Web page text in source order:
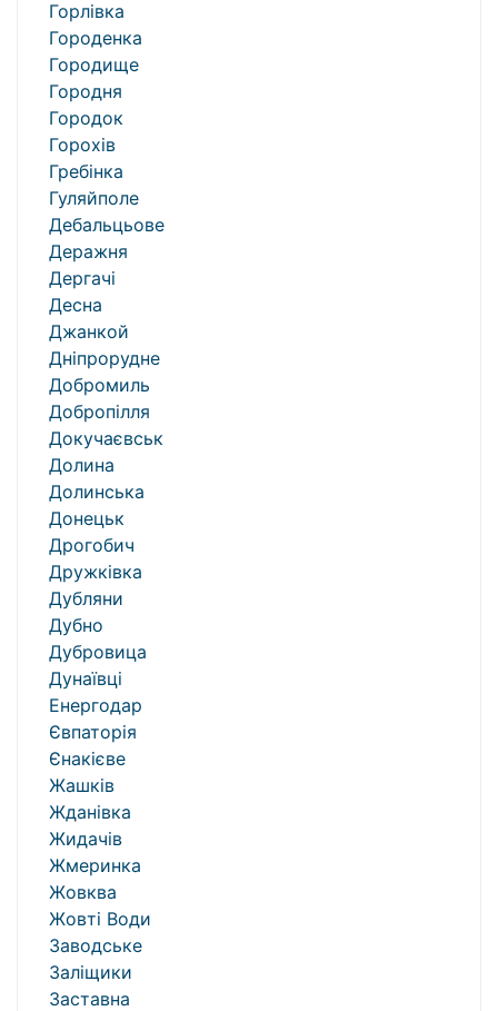
Горлівка
Городенка
Городище
Городня
Городок
Горохів
Гребінка
Гуляйполе
Дебальцьове
Деражня
Дергачі
Десна
Джанкой
Дніпрорудне
Добромиль
Добропілля
Докучаєвськ
Долина
Долинська
Донецьк
Дрогобич
Дружківка
Дубляни
Дубно
Дубровица
Дунаївці
Енергодар
Євпаторія
Єнакієве
Жашків
Жданівка
Жидачів
Жмеринка
Жовква
Жовті Води
Заводське
Заліщики
Заставна